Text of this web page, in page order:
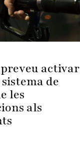
activar
de
les
als